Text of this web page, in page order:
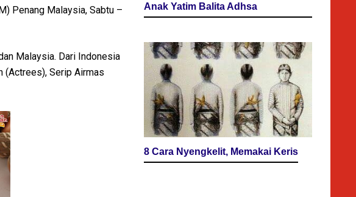
Penang Malaysia, Sabtu –
Malaysia. Dari Indonesia
(Actrees), Serip Airmas
Anak Yatim Balita Adhsa
8 Cara Nyengkelit, Memakai Keris